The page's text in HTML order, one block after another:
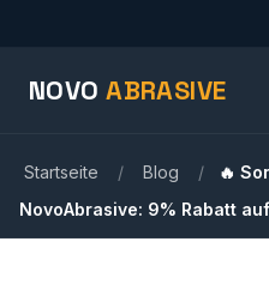
NOVOABRASIVE
Startseite / Blog /
🔥
NovoAbrasive: 9% Rabatt